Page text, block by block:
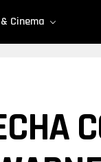
Cinema